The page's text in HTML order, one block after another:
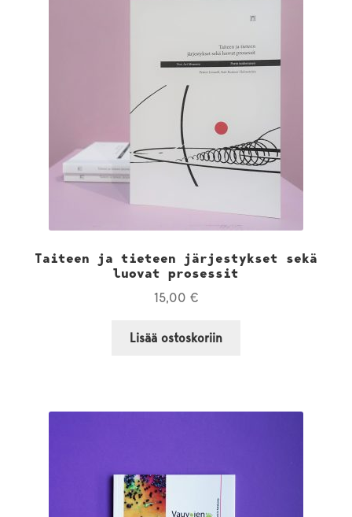
Taiteen ja tieteen järjestykset sekä
luovat prosessit
15,00 €
Lisää ostoskoriin